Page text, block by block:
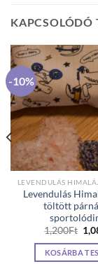
KAPCSOLÓDÓ
-10%
Levendulás
töltött
1,200Ft
KOSÁRBA